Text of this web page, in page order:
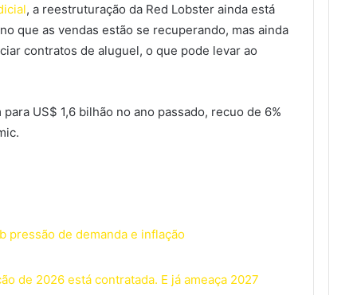
, a reestruturação da Red Lobster ainda está
que as vendas estão se recuperando, mas ainda
contratos de aluguel, o que pode levar ao
US$ 1,6 bilhão no ano passado, recuo de 6%
pressão de demanda e inflação
de 2026 está contratada. E já ameaça 2027